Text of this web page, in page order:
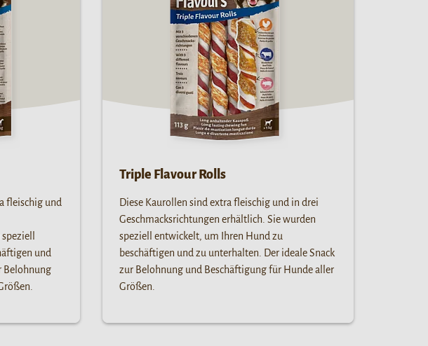
fleischig und
und
Belohnung
Triple Flavour Rolls
Diese Kaurollen sind extra fleischig und in drei
Geschmacksrichtungen erhältlich. Sie wurden
speziell entwickelt, um Ihren Hund zu
beschäftigen und zu unterhalten. Der ideale Snack
zur Belohnung und Beschäftigung für Hunde aller
Größen.